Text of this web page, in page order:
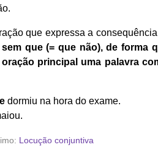
que expressa a
que (= que não), de forma
principal uma palavra
dormiu na hora do exame.
Locução conjuntiva